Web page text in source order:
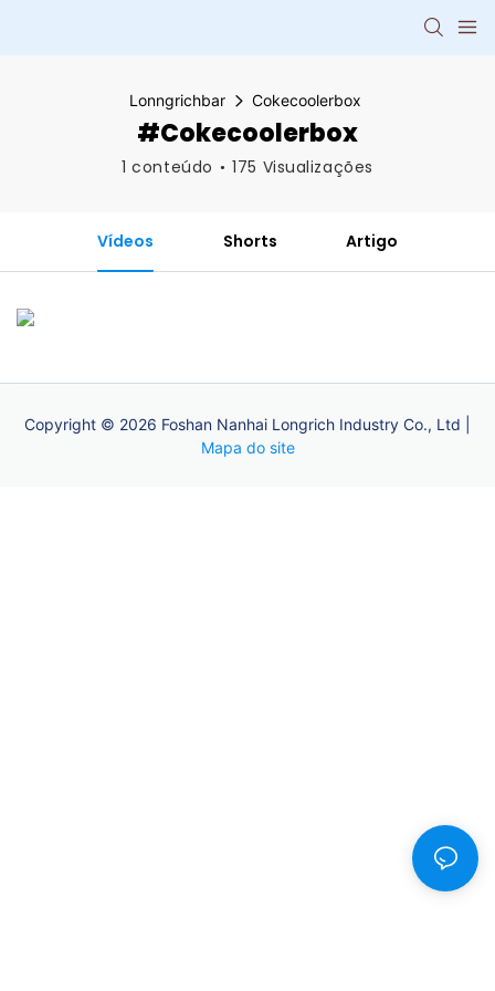
Lonngrichbar Cokecoolerbox
#Cokecoolerbox
1 conteúdo 175 Visualizações
Vídeos Shorts Artigo
Copyright © 2026 Foshan Nanhai Longrich Industry Co., Ltd |
Mapa do site